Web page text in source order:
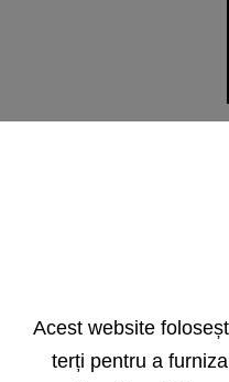
Acest website
terți pentru a